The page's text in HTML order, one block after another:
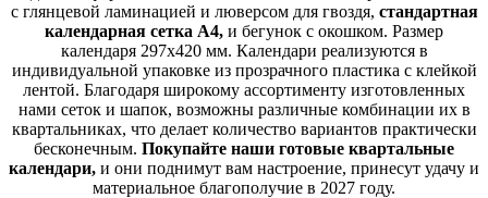
с глянцевой ламинацией и люверсом для гвоздя, стандартная
календарная сетка А4, и бегунок с окошком. Размер
календаря 297х420 мм. Календари реализуются в
индивидуальной упаковке из прозрачного пластика с клейкой
лентой. Благодаря широкому ассортименту изготовленных
нами сеток и шапок, возможны различные комбинации их в
квартальниках, что делает количество вариантов практически
бесконечным. Покупайте наши готовые квартальные
календари, и они поднимут вам настроение, принесут удачу и
материальное благополучие в 2027 году.